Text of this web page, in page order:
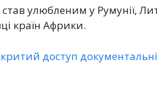
улюбленим у Румунії,
країн Африки.
доступ